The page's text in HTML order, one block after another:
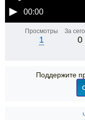
00:00
Просмотры
1
За
0
Поддержите